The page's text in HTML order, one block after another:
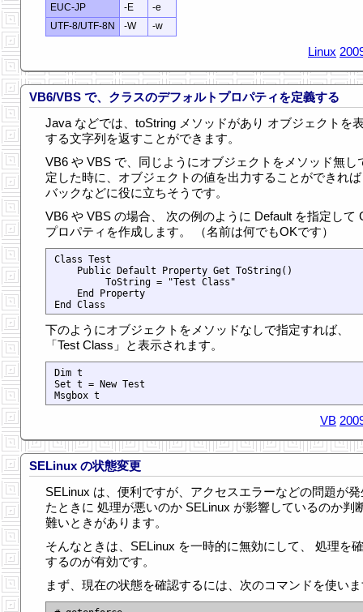
EUC-JP
-E
-e
UTF-8/UTF-8N
-W -w
Linux
VB6/VBS で、クラスのデフォルトプロパティを定義する
Java などでは、toString メソッドがあり オブジェクトを
する文字列を返すことができます。
VB6 や VBS で、同じようにオブジェクトをメソッド無し
定した時に、オブジェクトの値を出力することができれ
バックなどに役に立ちそうです。
VB6 や VBS の場合、 次の例のように Default を指定して
プロパティを作成します。 （名前は何でもOKです）
Class Test
    Public Default Property Get ToString()
         ToString = "Test Class"
    End Property
下のようにオブジェクトをメソッドなしで指定すれば、
「Test Class」と表示されます。
Dim t
Set t = New Test
VB
SELinux の状態変更
SELinux は、便利ですが、アクセスエラーなどの問題が
たときに 処理が悪いのか SELinux が影響しているのか判
難いときがあります。
そんなときは、SELinux を一時的に無効にして、 処理を
するのが有効です。
まず、現在の状態を確認するには、次のコマンドを使い